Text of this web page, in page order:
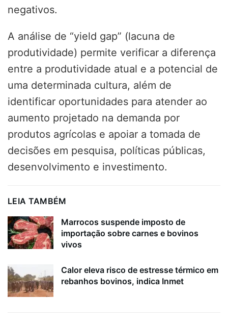
negativos.
A análise de “yield gap” (lacuna de
produtividade) permite verificar a diferença
entre a produtividade atual e a potencial de
uma determinada cultura, além de
identificar oportunidades para atender ao
aumento projetado na demanda por
produtos agrícolas e apoiar a tomada de
decisões em pesquisa, políticas públicas,
desenvolvimento e investimento.
LEIA TAMBÉM
Marrocos suspende imposto de
importação sobre carnes e bovinos
vivos
Calor eleva risco de estresse térmico em
rebanhos bovinos, indica Inmet